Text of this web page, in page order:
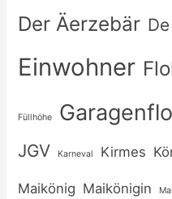
Der Äerzebär
Einwohner
Füllhöhe
JGV Karneval Kirmes
Maikönig Maikönigin